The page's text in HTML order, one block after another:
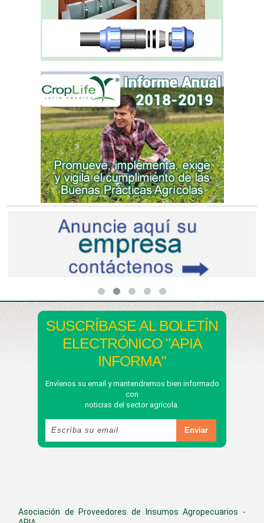
SUSCRÍBASE AL BOLETÍN
ELECTRÓNICO "APIA
INFORMA"
Envíenos su email y mantendremos bien informado
con
noticias del sector agrícola.
Asociación de Proveedores de Insumos Agropecuarios -